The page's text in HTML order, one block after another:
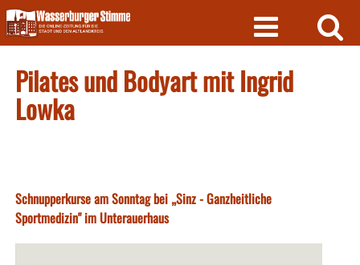
Skip
to
content
Pilates und Bodyart mit Ingrid
Lowka
Schnupperkurse am Sonntag bei „Sinz - Ganzheitliche
Sportmedizin" im Unterauerhaus